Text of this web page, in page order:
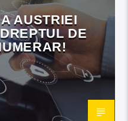
AUSTRIEI
DE